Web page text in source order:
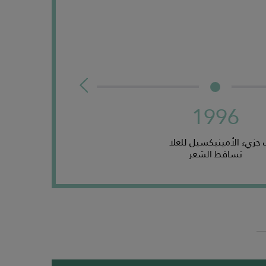
1996
الأمينيكسيل للعلاجات ضد
تساقط الشعر